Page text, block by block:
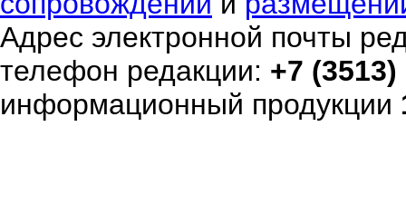
Адрес электронной почты
телефон редакции: +7
информационный продукции